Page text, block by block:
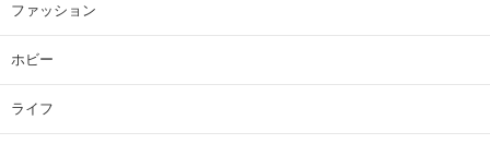
ファッション
ホビー
ライフ